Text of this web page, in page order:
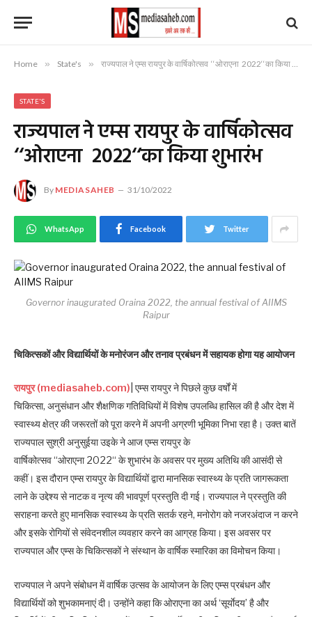
Home » State's » राज्यपाल ने एम्स रायपुर के वार्षिकोत्सव ‘‘ओराएना 2022‘‘का किया शुभारंभ
STATE'S
राज्यपाल ने एम्स रायपुर के वार्षिकोत्सव
‘‘ओराएना 2022‘‘का किया शुभारंभ
By MEDIASAHEB 31/10/2022
WhatsApp Facebook Twitter
Governor inaugurated Oraina 2022, the annual festival of AIIMS
Raipur
चिकित्सकों और विद्यार्थियों के मनोरंजन और तनाव प्रबंधन में सहायक होगा यह आयोजन
रायपुर (mediasaheb.com) | एम्स रायपुर ने पिछले कुछ वर्षों में
चिकित्सा, अनुसंधान और शैक्षणिक गतिविधियों में विशेष उपलब्धि हासिल की है और देश में
स्वास्थ्य क्षेत्र की जरूरतों को पूरा करने में अपनी अग्रणी भूमिका निभा रहा है। उक्त बातें
राज्यपाल सुश्री अनुसुईया उइके ने आज एम्स रायपुर के
वार्षिकोत्सव ‘‘ओराएना 2022‘‘ के शुभारंभ के अवसर पर मुख्य अतिथि की आसंदी से
कहीं। इस दौरान एम्स रायपुर के विद्यार्थियों द्वारा मानसिक स्वास्थ्य के प्रति जागरूकता
लाने के उद्देश्य से नाटक व नृत्य की भावपूर्ण प्रस्तुति दी गई। राज्यपाल ने प्रस्तुति की
सराहना करते हुए मानसिक स्वास्थ्य के प्रति सतर्क रहने, मनोरोग को नजरअंदाज न करने
और इसके रोगियों से संवेदनशील व्यवहार करने का आग्रह किया। इस अवसर पर
राज्यपाल और एम्स के चिकित्सकों ने संस्थान के वार्षिक स्मारिका का विमोचन किया।
राज्यपाल ने अपने संबोधन में वार्षिक उत्सव के आयोजन के लिए एम्स प्रबंधन और
विद्यार्थियों को शुभकामनाएं दी। उन्होंने कहा कि ओराएना का अर्थ ‘सूर्याेदय’ है और